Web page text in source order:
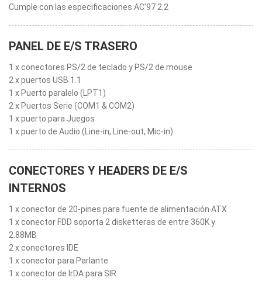
Cumple con las especificaciones AC'97 2.2
PANEL DE E/S TRASERO
1 x conectores PS/2 de teclado y PS/2 de mouse
2 x puertos USB 1.1
1 x Puerto paralelo (LPT1)
2 x Puertos Serie (COM1 & COM2)
1 x puerto para Juegos
1 x puerto de Audio (Line-in, Line-out, Mic-in)
CONECTORES Y HEADERS DE E/S
INTERNOS
1 x conector de 20-pines para fuente de alimentación ATX
1 x conector FDD soporta 2 disketteras de entre 360K y
2.88MB
2 x conectores IDE
1 x conector para Parlante
1 x conector de IrDA para SIR